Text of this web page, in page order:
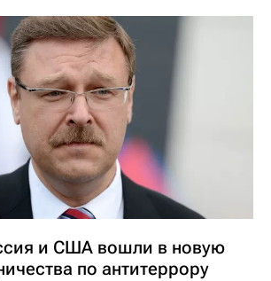
и США вошли в новую
по антитеррору